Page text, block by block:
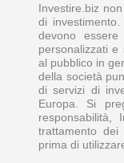
Investire.biz
di
devono essere
personalizzati e
al pubblico in
della società
di servizi di
Europa. Si
responsabilità,
trattamento dei
prima di